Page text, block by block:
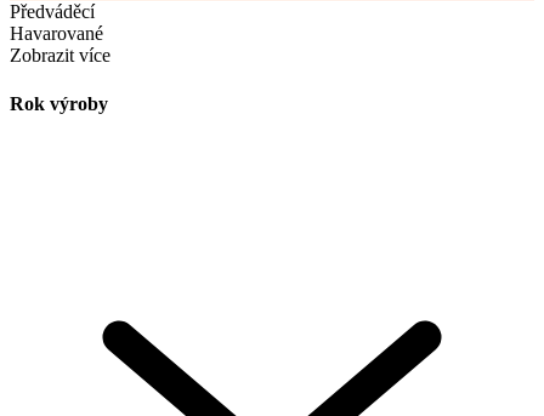
Předváděcí
Havarované
Zobrazit více
Rok výroby